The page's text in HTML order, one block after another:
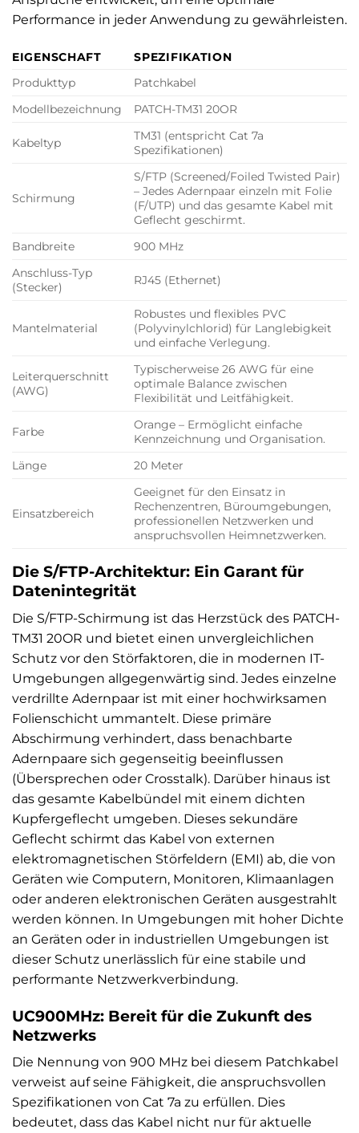
Performance in jeder Anwendung zu gewährleisten.
EIGENSCHAFT
SPEZIFIKATION
Produkttyp
Patchkabel
Modellbezeichnung
PATCH-TM31 20OR
Kabeltyp
TM31 (entspricht Cat 7a
Spezifikationen)
Schirmung
S/FTP (Screened/Foiled Twisted Pair)
– Jedes Adernpaar einzeln mit Folie
(F/UTP) und das gesamte Kabel mit
Geflecht geschirmt.
Bandbreite
900 MHz
Anschluss-Typ
(Stecker)
RJ45 (Ethernet)
Mantelmaterial
Robustes und flexibles PVC
(Polyvinylchlorid) für Langlebigkeit
und einfache Verlegung.
Leiterquerschnitt
(AWG)
Typischerweise 26 AWG für eine
optimale Balance zwischen
Flexibilität und Leitfähigkeit.
Farbe
Orange – Ermöglicht einfache
Kennzeichnung und Organisation.
Länge
20 Meter
Einsatzbereich
Geeignet für den Einsatz in
Rechenzentren, Büroumgebungen,
professionellen Netzwerken und
anspruchsvollen Heimnetzwerken.
Die S/FTP-Architektur: Ein Garant für
Datenintegrität
Die S/FTP-Schirmung ist das Herzstück des PATCH-
TM31 20OR und bietet einen unvergleichlichen
Schutz vor den Störfaktoren, die in modernen IT-
Umgebungen allgegenwärtig sind. Jedes einzelne
verdrillte Adernpaar ist mit einer hochwirksamen
Folienschicht ummantelt. Diese primäre
Abschirmung verhindert, dass benachbarte
Adernpaare sich gegenseitig beeinflussen
(Übersprechen oder Crosstalk). Darüber hinaus ist
das gesamte Kabelbündel mit einem dichten
Kupfergeflecht umgeben. Dieses sekundäre
Geflecht schirmt das Kabel von externen
elektromagnetischen Störfeldern (EMI) ab, die von
Geräten wie Computern, Monitoren, Klimaanlagen
oder anderen elektronischen Geräten ausgestrahlt
werden können. In Umgebungen mit hoher Dichte
an Geräten oder in industriellen Umgebungen ist
dieser Schutz unerlässlich für eine stabile und
performante Netzwerkverbindung.
UC900MHz: Bereit für die Zukunft des
Netzwerks
Die Nennung von 900 MHz bei diesem Patchkabel
verweist auf seine Fähigkeit, die anspruchsvollen
Spezifikationen von Cat 7a zu erfüllen. Dies
bedeutet, dass das Kabel nicht nur für aktuelle